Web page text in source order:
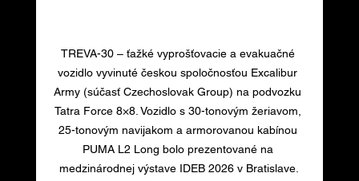
TREVA-30 – ťažké vyprošťovacie a evakuačné
vozidlo vyvinuté českou spoločnosťou Excalibur
Army (súčasť Czechoslovak Group) na podvozku
Tatra Force 8×8. Vozidlo s 30-tonovým žeriavom,
25-tonovým navijakom a armorovanou kabínou
PUMA L2 Long bolo prezentované na
medzinárodnej výstave IDEB 2026 v Bratislave.